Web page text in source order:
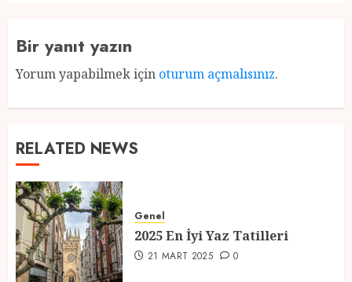
Bir yanıt yazın
Yorum yapabilmek için oturum açmalısınız.
RELATED NEWS
Genel
2025 En İyi Yaz Tatilleri
21 MART 2025 0